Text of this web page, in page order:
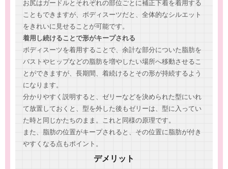
お尻はガードルとそれぞれの部位ごとに補正下着を着用する
こともできますが、ボディスーツだと、全体的なシルエット
をきれいに見せることが可能です。
着用し続けることで形がキープされる
ボディスーツを着用することで、余計な部分についた脂肪を
バストやヒップなどの脂肪を増やしたい場所へ移動させるこ
とができますが、長期間、着続けるとその形が持続するよう
になります。
分かりやすく説明すると、ゼリーなどを決められた型にいれ
て放置しておくと、型を外した後もゼリーは、型に入ってい
た時と同じかたちのまま。これと同様の原理です。
また、脂肪の位置がキープされると、その位置に脂肪が付き
やすくなる点もポイント。
デメリット